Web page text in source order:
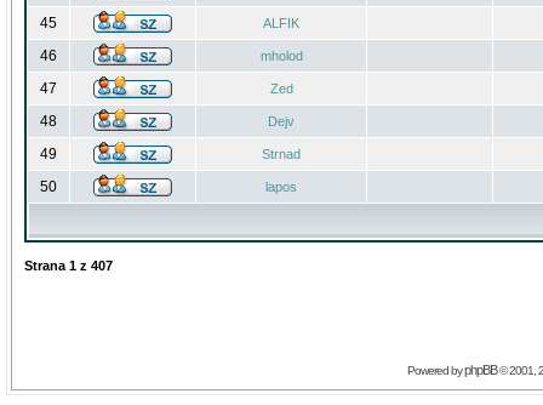
45 ALFIK
46 mholod
47 Zed
48 Dejv
49 Strnad
50 lapos
Strana 1 z 407
Powered byphpBB© 2001,